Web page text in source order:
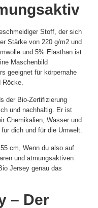
Stoff, der sich
Stärke von 220 g/m2 und
und 5% Elasthan ist
Maschenbild
geeignet für körpernahe
der Bio-Zertifizierung
und nachhaltig. Er ist
Chemikalien, Wasser und
dich und für die Umwelt.
cm, Wenn du also auf
und atmungsaktiven
Jersey genau das
– Der